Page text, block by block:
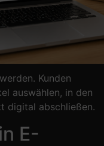
Kunden
auswählen, in den
digital abschließen.
E-